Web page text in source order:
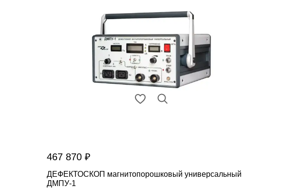
467 870 ₽
ДЕФЕКТОСКОП магнитопорошковый универсальный
ДМПУ-1